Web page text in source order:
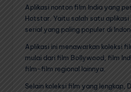
Aplikasi nonton film India yang
Hotstar. Yaitu salah satu
serial yang paling populer di
Aplikasi ini menawarkan koleksi
mulai dari film Bollywood, film
film-film regional lainnya.
Selain koleksi film yang lengkap,